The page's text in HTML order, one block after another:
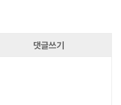
댓글쓰기